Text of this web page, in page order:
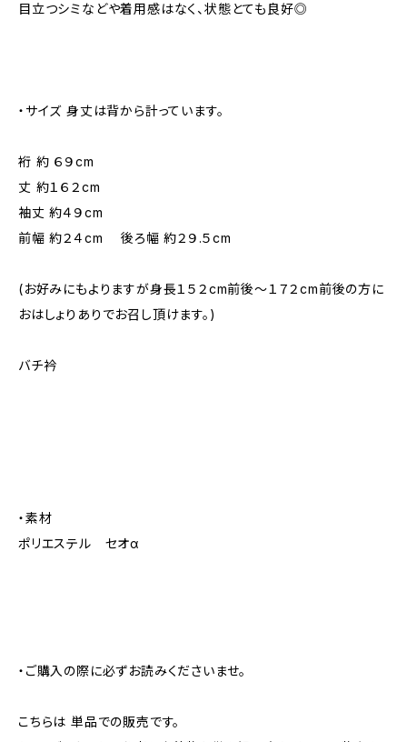
目立つシミなどや着用感はなく、状態とても良好◎
・サイズ 身丈は背から計っています。
裄 約 ６９cm
丈 約１６２cm
袖丈 約４９cm
前幅 約２４cm 後ろ幅 約２９.５cm
(お好みにもよりますが身長１５２cm前後～１７２cm前後の方に
おはしょりありでお召し頂けます。)
バチ衿
・素材
ポリエステル セオα
・ご購入の際に必ずお読みくださいませ。
こちらは 単品での販売です。